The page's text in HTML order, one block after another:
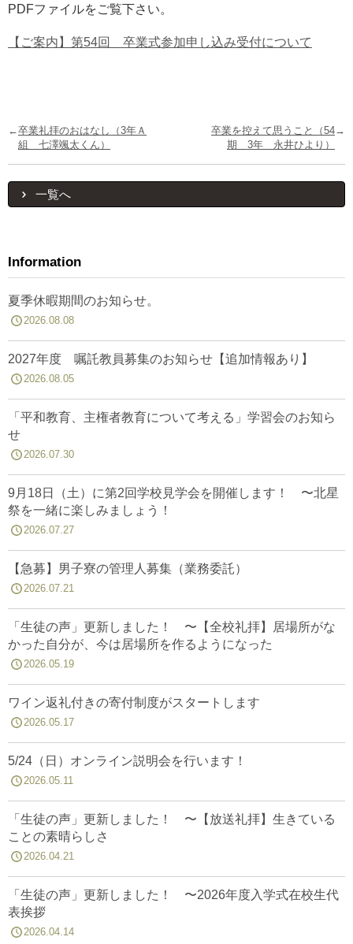
PDFファイルをご覧下さい。
【ご案内】第54回 卒業式参加申し込み受付について
←卒業礼拝のおはなし（3年Ａ
組 七澤颯太くん）
卒業を控えて思うこと（54
期 3年 永井ひより）
→
一覧へ
Information
夏季休暇期間のお知らせ。
2026.08.08
2027年度 嘱託教員募集のお知らせ【追加情報あり】
2026.08.05
「平和教育、主権者教育について考える」学習会のお知ら
せ
2026.07.30
9月18日（土）に第2回学校見学会を開催します！ 〜北星
祭を一緒に楽しみましょう！
2026.07.27
【急募】男子寮の管理人募集（業務委託）
2026.07.21
「生徒の声」更新しました！ 〜【全校礼拝】居場所がな
かった自分が、今は居場所を作るようになった
2026.05.19
ワイン返礼付きの寄付制度がスタートします
2026.05.17
5/24（日）オンライン説明会を行います！
2026.05.11
「生徒の声」更新しました！ 〜【放送礼拝】生きている
ことの素晴らしさ
2026.04.21
「生徒の声」更新しました！ 〜2026年度入学式在校生代
表挨拶
2026.04.14